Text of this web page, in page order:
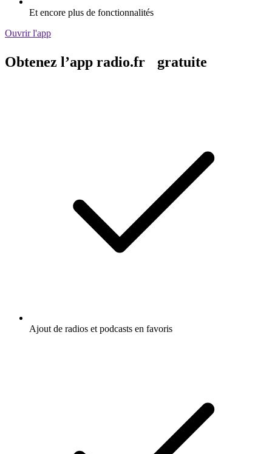
Et encore plus de fonctionnalités
Ouvrir l'app
Obtenez l’app radio.fr gratuite
Ajout de radios et podcasts en favoris